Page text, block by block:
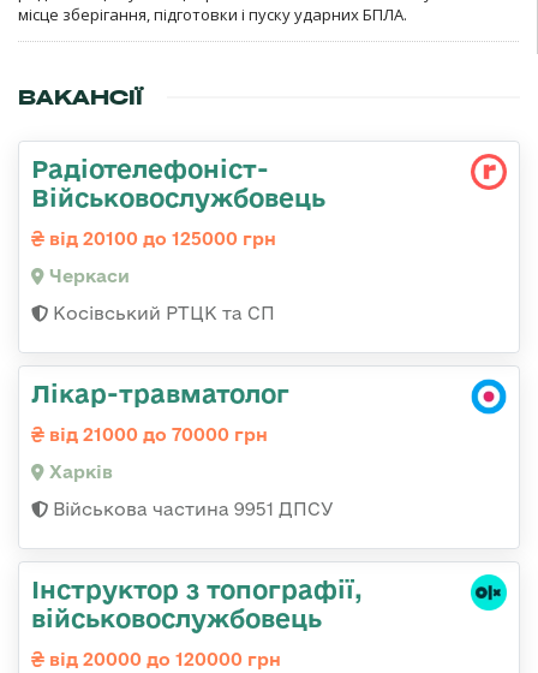
місце зберігання, підготовки і пуску ударних БПЛА.
ВАКАНСІЇ
Радіотелефоніст-
Військовослужбовець
від 20100 до 125000 грн
Черкаси
Косівський РТЦК та СП
Лікар-травматолог
від 21000 до 70000 грн
Харків
Військова частина 9951 ДПСУ
Інструктор з топографії,
військовослужбовець
від 20000 до 120000 грн